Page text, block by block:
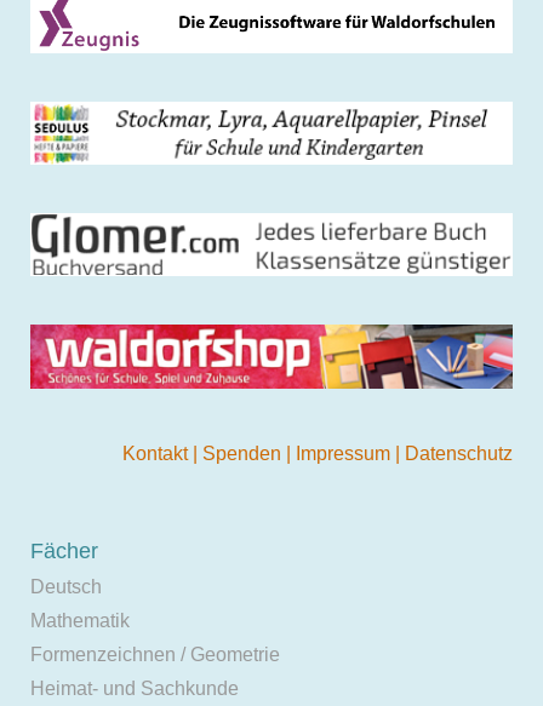
Kontakt Spenden Impressum Datenschutz
Fächer
Deutsch
Mathematik
Formenzeichnen / Geometrie
Heimat- und Sachkunde